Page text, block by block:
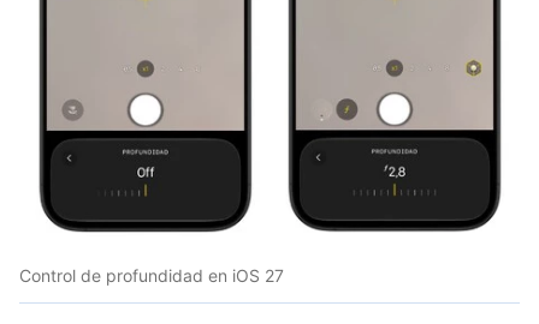
Control de profundidad en iOS 27